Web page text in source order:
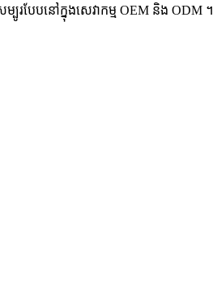
របែបនៅក្នុងសេវាកម្ម OEM និង ODM ។